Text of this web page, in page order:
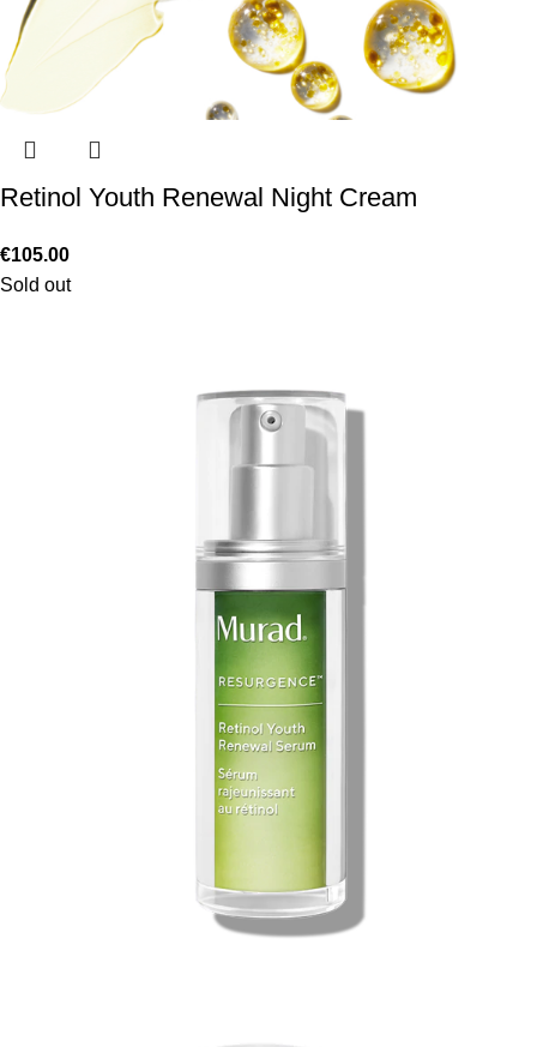
Retinol Youth Renewal Night Cream
€105.00
Sold out